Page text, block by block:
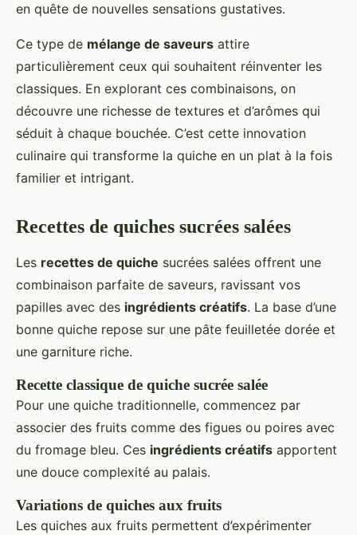
en quête de nouvelles sensations gustatives.
Ce type de mélange de saveurs attire
particulièrement ceux qui souhaitent réinventer les
classiques. En explorant ces combinaisons, on
découvre une richesse de textures et d’arômes qui
séduit à chaque bouchée. C’est cette innovation
culinaire qui transforme la quiche en un plat à la fois
familier et intrigant.
Recettes de quiches sucrées salées
Les recettes de quiche sucrées salées offrent une
combinaison parfaite de saveurs, ravissant vos
papilles avec des ingrédients créatifs. La base d’une
bonne quiche repose sur une pâte feuilletée dorée et
une garniture riche.
Recette classique de quiche sucrée salée
Pour une quiche traditionnelle, commencez par
associer des fruits comme des figues ou poires avec
du fromage bleu. Ces ingrédients créatifs apportent
une douce complexité au palais.
Variations de quiches aux fruits
Les quiches aux fruits permettent d’expérimenter